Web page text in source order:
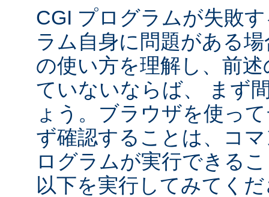
CGI プログラムが失敗
ラム自身に問題がある
の使い方を理解し、前
ていないならば、 まず
ょう。ブラウザを使っ
ず確認することは、コ
ログラムが実行できる
以下を実行してみてく